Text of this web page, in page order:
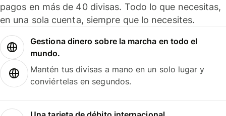
pagos en más de 40 divisas. Todo lo que necesitas,
en una sola cuenta, siempre que lo necesites.
Gestiona dinero sobre la marcha en todo el
mundo.
Mantén tus divisas a mano en un solo lugar y
conviértelas en segundos.